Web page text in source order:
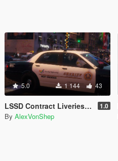
5.0 1 144 43
LSSD Contract Liveries for Stanier 1.0
By AlexVonShep